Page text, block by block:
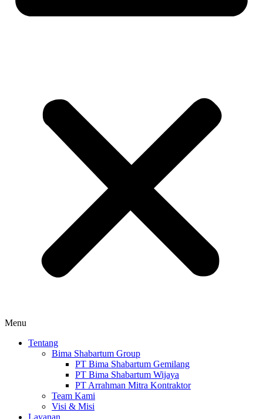
Menu
Tentang
Bima Shabartum Group
PT Bima Shabartum Gemilang
PT Bima Shabartum Wijaya
PT Arrahman Mitra Kontraktor
Team Kami
Visi & Misi
Layanan